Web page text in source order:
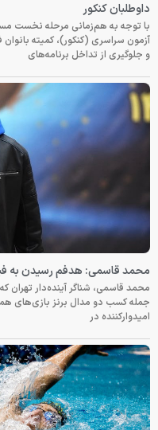
داوطلبان کنکور
با توجه به هم‌زمانی مرحله نخست
آزمون سراسری (کنکور)، کمیته
و جلوگیری از تداخل برنامه‌های
محمد قاسمی: هدفم رسیدن به فینال ۴۰۰ متر بازی‌های آسیایی
محمد قاسمی، شناگر آینده‌دار تهران
جمله کسب دو مدال برنز بازی‌های
امیدوارکننده در